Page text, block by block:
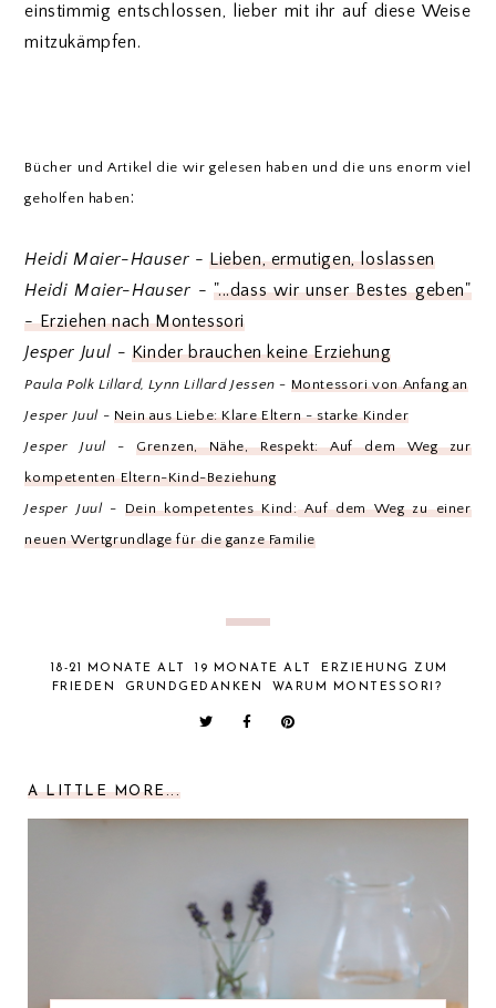
einstimmig entschlossen, lieber mit ihr auf diese Weise
mitzukämpfen.
Bücher und Artikel die wir gelesen haben und die uns enorm viel
geholfen haben :
Heidi Maier-Hauser -Lieben, ermutigen, loslassen
Heidi Maier-Hauser -"...dass wir unser Bestes geben"
- Erziehen nach Montessori
Jesper Juul - Kinder brauchen keine Erziehung
Paula Polk Lillard, Lynn Lillard Jessen - Montessori von Anfang an
Jesper Juul - Nein aus Liebe: Klare Eltern - starke Kinder
Jesper Juul -Grenzen, Nähe, Respekt: Auf dem Weg zur
kompetenten Eltern-Kind-Beziehung
Jesper Juul - Dein kompetentes Kind:Auf dem Weg zu einer
neuen Wertgrundlage für die ganze Familie
18-21 MONATE ALT 19 MONATE ALT
ERZIEHUNG ZUM
FRIEDEN
GRUNDGEDANKEN WARUM MONTESSORI?
A LITTLE MORE...